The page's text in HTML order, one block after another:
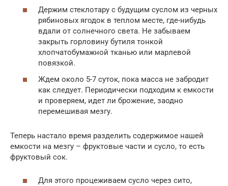
Держим стеклотару с будущим суслом из черных
рябиновых ягодок в теплом месте, где-нибудь
вдали от солнечного света. Не забываем
закрыть горловину бутиля тонкой
хлопчатобумажной тканью или марлевой
повязкой.
Ждем около 5-7 суток, пока масса не забродит
как следует. Периодически подходим к емкости
и проверяем, идет ли брожение, заодно
перемешивая мезгу.
Теперь настало время разделить содержимое нашей
емкости на мезгу – фруктовые части и сусло, то есть
фруктовый сок.
Для этого процеживаем сусло через сито,